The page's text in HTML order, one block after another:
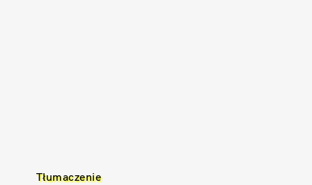
Tłumaczenie